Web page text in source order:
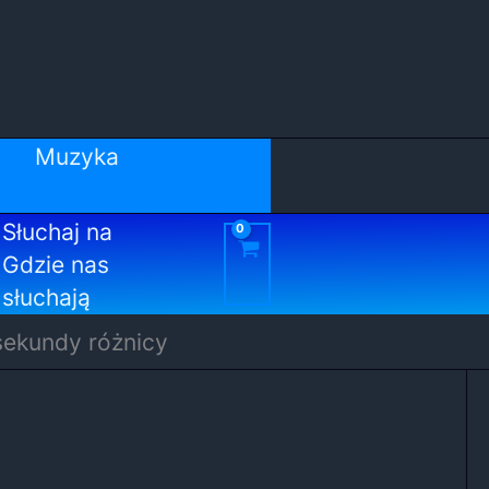
Muzyka
Słuchaj na
Gdzie nas
słuchają
różnicy